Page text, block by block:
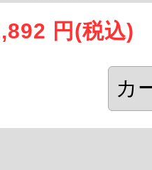
円 (税込)